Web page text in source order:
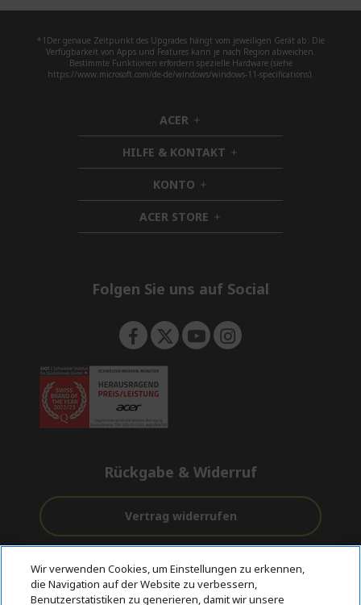
*1Der genaue Zeitpunkt des Upgrades hängt vom jeweiligen Gerät ab. Die
Verfügbarkeit von Apps und Features kann je nach Region abweichen.
Bestimmte Funktionen erfordern spezielle Hardware (siehe
https://www.microsoft.com/de-de/windows/windows-11-specifications).
ACER h
i
d
d
e
n
HILFE & KONTAKT h
i
d
n
KONTO h
i
d
d
ACER STORE h
i
e
Folgen Sie uns auf Social
Rückgabe & Widerruf
Vertrag widerrufen
Kostenloser
Versand
vor und nach
dem Kauf
Sichere
Zahlungsoptionen
Wir verwenden Cookies, um Einstellungen zu erkennen,
die Navigation auf der Website zu verbessern,
Benutzerstatistiken zu generieren, damit wir unsere